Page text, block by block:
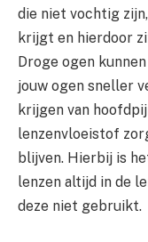
die niet vochtig
krijgt en hierdoor
Droge ogen
jouw ogen sneller
krijgen van
lenzenvloeistof
blijven. Hierbij is
lenzen altijd in de
deze niet gebruikt.